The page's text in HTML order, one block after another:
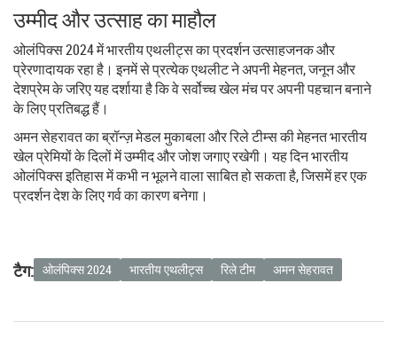
उम्मीद और उत्साह का माहौल
ओलंपिक्स 2024 में भारतीय एथलीट्स का प्रदर्शन उत्साहजनक और
प्रेरणादायक रहा है। इनमें से प्रत्येक एथलीट ने अपनी मेहनत, जनून और
देशप्रेम के जरिए यह दर्शाया है कि वे सर्वोच्च खेल मंच पर अपनी पहचान बनाने
के लिए प्रतिबद्ध हैं।
अमन सेहरावत का ब्रॉन्ज़ मेडल मुकाबला और रिले टीम्स की मेहनत भारतीय
खेल प्रेमियों के दिलों में उम्मीद और जोश जगाए रखेगी। यह दिन भारतीय
ओलंपिक्स इतिहास में कभी न भूलने वाला साबित हो सकता है, जिसमें हर एक
प्रदर्शन देश के लिए गर्व का कारण बनेगा।
टैग: ओलंपिक्स 2024 भारतीय एथलीट्स रिले टीम अमन सेहरावत